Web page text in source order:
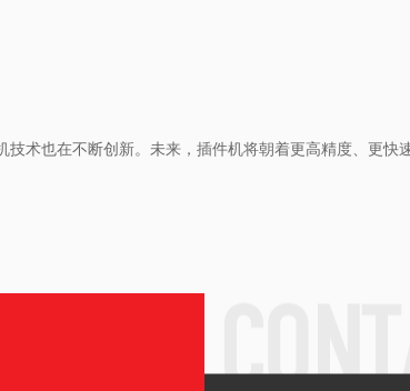
术也在不断创新。未来，插件机将朝着更高精度、更